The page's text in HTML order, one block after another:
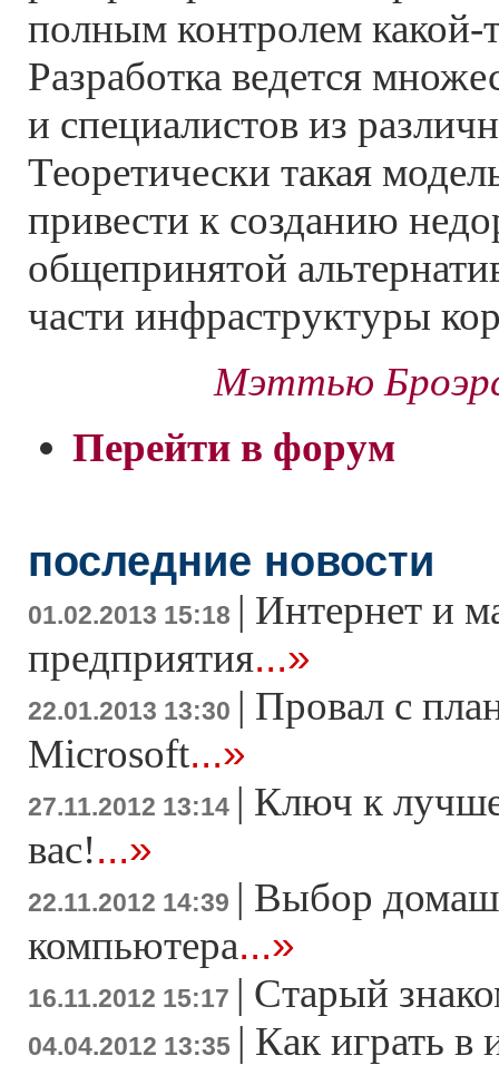
полным контролем
Разработка ведется
и специалистов из
Теоретически такая
привести к созданию
общепринятой
части инфраструктуры
Мэттью
Перейти в форум
последние новости
01.02.2013 15:18 | Интернет и
предприятия...»
22.01.2013 13:30 | Провал с
Microsoft...»
27.11.2012 13:14 | Ключ к
вас!...»
22.11.2012 14:39 | Выбор
компьютера...»
16.11.2012 15:17 | Старый
04.04.2012 13:35 | Как играть в